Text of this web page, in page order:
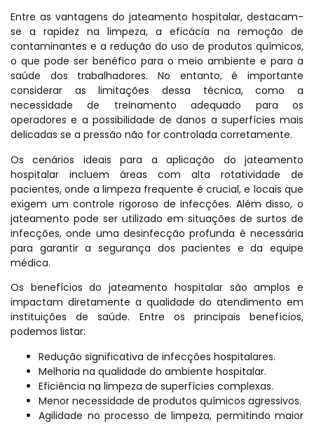
Entre as vantagens do jateamento hospitalar, destacam-
se a rapidez na limpeza, a eficácia na remoção de
contaminantes e a redução do uso de produtos químicos,
o que pode ser benéfico para o meio ambiente e para a
saúde dos trabalhadores. No entanto, é importante
considerar as limitações dessa técnica, como a
necessidade de treinamento adequado para os
operadores e a possibilidade de danos a superfícies mais
delicadas se a pressão não for controlada corretamente.
Os cenários ideais para a aplicação do jateamento
hospitalar incluem áreas com alta rotatividade de
pacientes, onde a limpeza frequente é crucial, e locais que
exigem um controle rigoroso de infecções. Além disso, o
jateamento pode ser utilizado em situações de surtos de
infecções, onde uma desinfecção profunda é necessária
para garantir a segurança dos pacientes e da equipe
médica.
Os benefícios do jateamento hospitalar são amplos e
impactam diretamente a qualidade do atendimento em
instituições de saúde. Entre os principais benefícios,
podemos listar:
Redução significativa de infecções hospitalares.
Melhoria na qualidade do ambiente hospitalar.
Eficiência na limpeza de superfícies complexas.
Menor necessidade de produtos químicos agressivos.
Agilidade no processo de limpeza, permitindo maior